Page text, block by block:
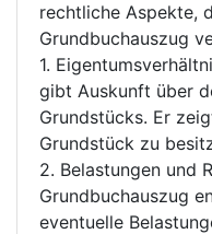
rechtliche Aspekte,
Grundbuchauszug
1.
gibt Auskunft über
Grundstücks. Er
Grundstück zu
2. Belastungen und
Grundbuchauszug
eventuelle